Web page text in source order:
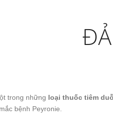
trong những loại thuốc tiêm
bệnh Peyronie.